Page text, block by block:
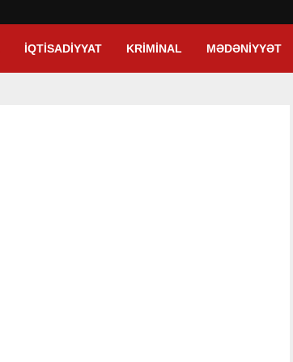
İQTISADIYYAT KRIMINAL MƏDƏNIYYƏT